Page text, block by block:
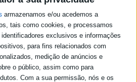
armazenamos e/ou acedemos a
tais como cookies, e processamos
exclusivos e informações
para fins relacionados com
medição de anúncios e
o público, assim como para
Com a sua permissão, nós e os